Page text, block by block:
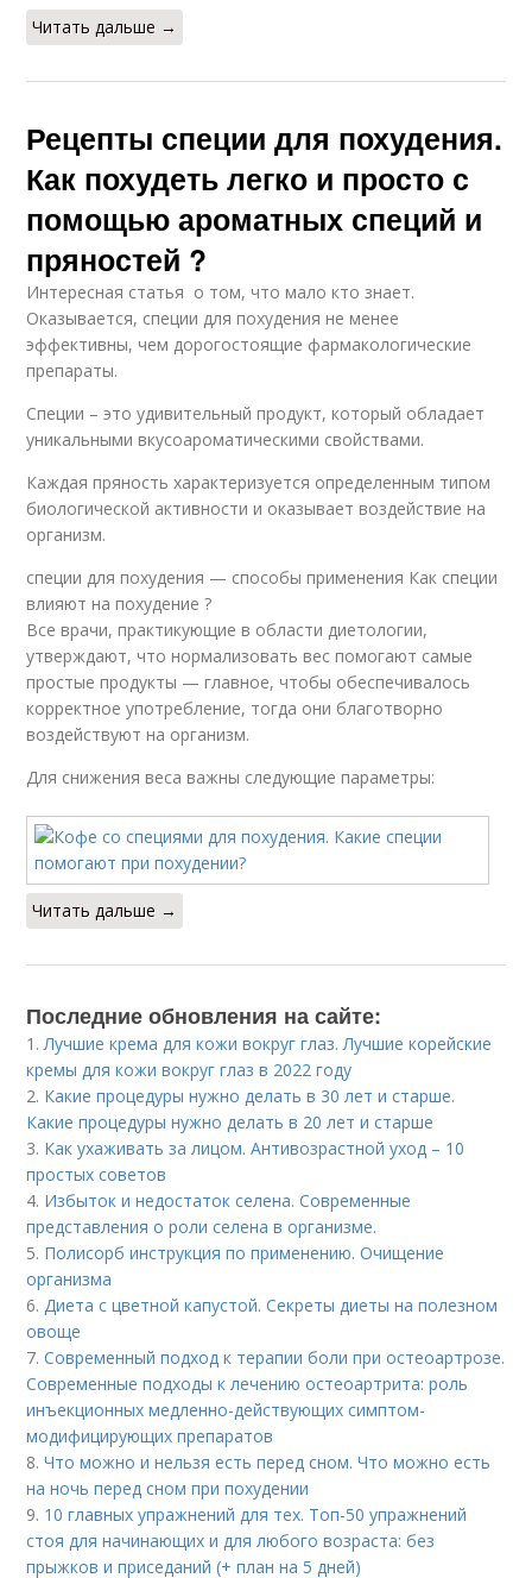
Читать дальше →
Рецепты специи для похудения.
Как похудеть легко и просто с
помощью ароматных специй и
пряностей ?
Интересная статья о том, что мало кто знает.
Оказывается, специи для похудения не менее
эффективны, чем дорогостоящие фармакологические
препараты.
Специи – это удивительный продукт, который обладает
уникальными вкусоароматическими свойствами.
Каждая пряность характеризуется определенным типом
биологической активности и оказывает воздействие на
организм.
специи для похудения — способы применения Как специи
влияют на похудение ?
Все врачи, практикующие в области диетологии,
утверждают, что нормализовать вес помогают самые
простые продукты — главное, чтобы обеспечивалось
корректное употребление, тогда они благотворно
воздействуют на организм.
Для снижения веса важны следующие параметры:
Читать дальше →
Последние обновления на сайте:
1.Лучшие крема для кожи вокруг глаз. Лучшие корейские
кремы для кожи вокруг глаз в 2022 году
2. Какие процедуры нужно делать в 30 лет и старше.
Какие процедуры нужно делать в 20 лет и старше
3. Как ухаживать за лицом. Антивозрастной уход – 10
простых советов
4. Избыток и недостаток селена. Современные
представления о роли селена в организме.
5. Полисорб инструкция по применению. Очищение
организма
6.Диета с цветной капустой. Секреты диеты на полезном
овоще
7.Современный подход к терапии боли при остеоартрозе.
Современные подходы к лечению остеоартрита: роль
инъекционных медленно-действующих симптом-
модифицирующих препаратов
8.Что можно и нельзя есть перед сном. Что можно есть
на ночь перед сном при похудении
9. 10 главных упражнений для тех. Топ-50 упражнений
стоя для начинающих и для любого возраста: без
прыжков и приседаний (+ план на 5 дней)